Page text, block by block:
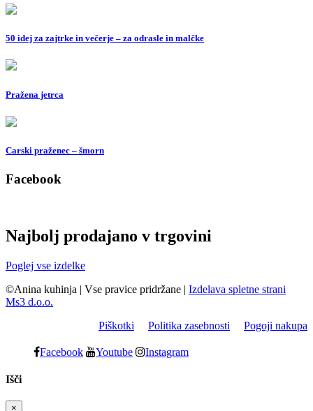
50 idej za zajtrke in večerje – za odrasle in malčke
Pražena jetrca
Carski praženec – šmorn
Facebook
Najbolj prodajano v trgovini
Poglej vse izdelke
©Anina kuhinja | Vse pravice pridržane | Izdelava spletne strani
Ms3 d.o.o.
Piškotki
Politika zasebnosti Pogoji nakupa
Facebook Youtube Instagram
Išči
×